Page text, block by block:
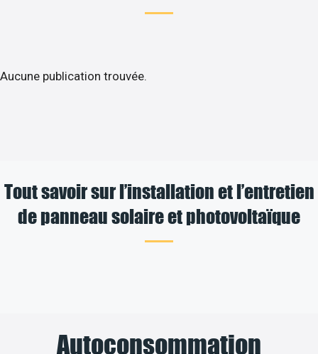
Aucune publication trouvée.
Tout savoir sur l’installation et l’entretien
de panneau solaire et photovoltaïque
Autoconsommation